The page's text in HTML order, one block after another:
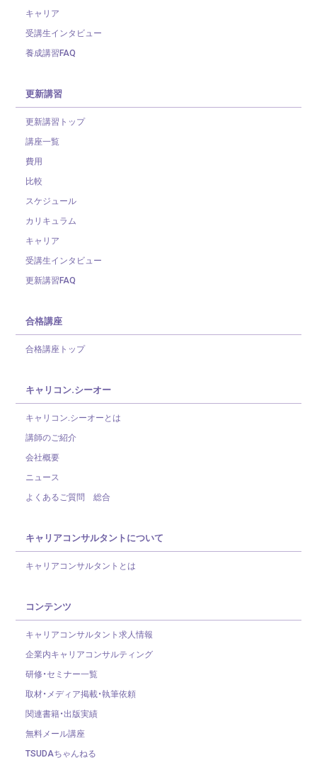
キャリア
受講生インタビュー
養成講習FAQ
更新講習
更新講習トップ
講座一覧
費用
比較
スケジュール
カリキュラム
キャリア
受講生インタビュー
更新講習FAQ
合格講座
合格講座トップ
キャリコン.シーオー
キャリコン.シーオーとは
講師のご紹介
会社概要
ニュース
よくあるご質問 総合
キャリアコンサルタントについて
キャリアコンサルタントとは
コンテンツ
キャリアコンサルタント求人情報
企業内キャリアコンサルティング
研修・セミナー一覧
取材・メディア掲載・執筆依頼
関連書籍・出版実績
無料メール講座
TSUDAちゃんねる